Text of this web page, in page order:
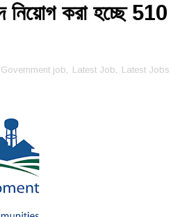
নিয়োগ করা হচ্ছে 510
job, Latest Job, Latest Jobs